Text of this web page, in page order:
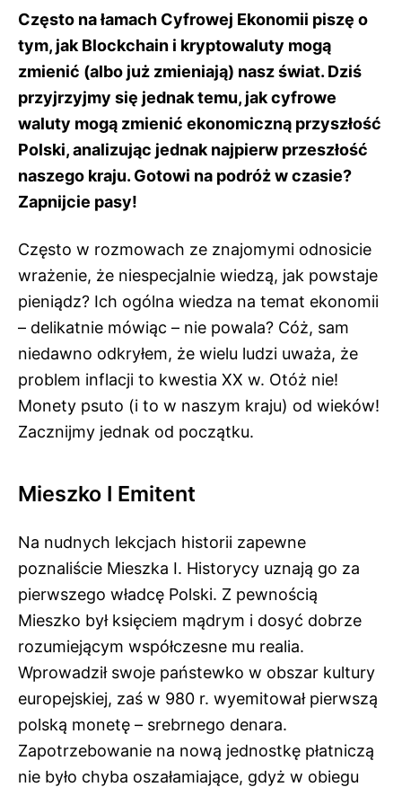
Często na łamach Cyfrowej Ekonomii piszę o
tym, jak Blockchain i kryptowaluty mogą
zmienić (albo już zmieniają) nasz świat. Dziś
przyjrzyjmy się jednak temu, jak cyfrowe
waluty mogą zmienić ekonomiczną przyszłość
Polski, analizując jednak najpierw przeszłość
naszego kraju. Gotowi na podróż w czasie?
Zapnijcie pasy!
Często w rozmowach ze znajomymi odnosicie
wrażenie, że niespecjalnie wiedzą, jak powstaje
pieniądz? Ich ogólna wiedza na temat ekonomii
– delikatnie mówiąc – nie powala? Cóż, sam
niedawno odkryłem, że wielu ludzi uważa, że
problem inflacji to kwestia XX w. Otóż nie!
Monety psuto (i to w naszym kraju) od wieków!
Zacznijmy jednak od początku.
Mieszko I Emitent
Na nudnych lekcjach historii zapewne
poznaliście Mieszka I. Historycy uznają go za
pierwszego władcę Polski. Z pewnością
Mieszko był księciem mądrym i dosyć dobrze
rozumiejącym współczesne mu realia.
Wprowadził swoje państewko w obszar kultury
europejskiej, zaś w 980 r. wyemitował pierwszą
polską monetę – srebrnego denara.
Zapotrzebowanie na nową jednostkę płatniczą
nie było chyba oszałamiające, gdyż w obiegu